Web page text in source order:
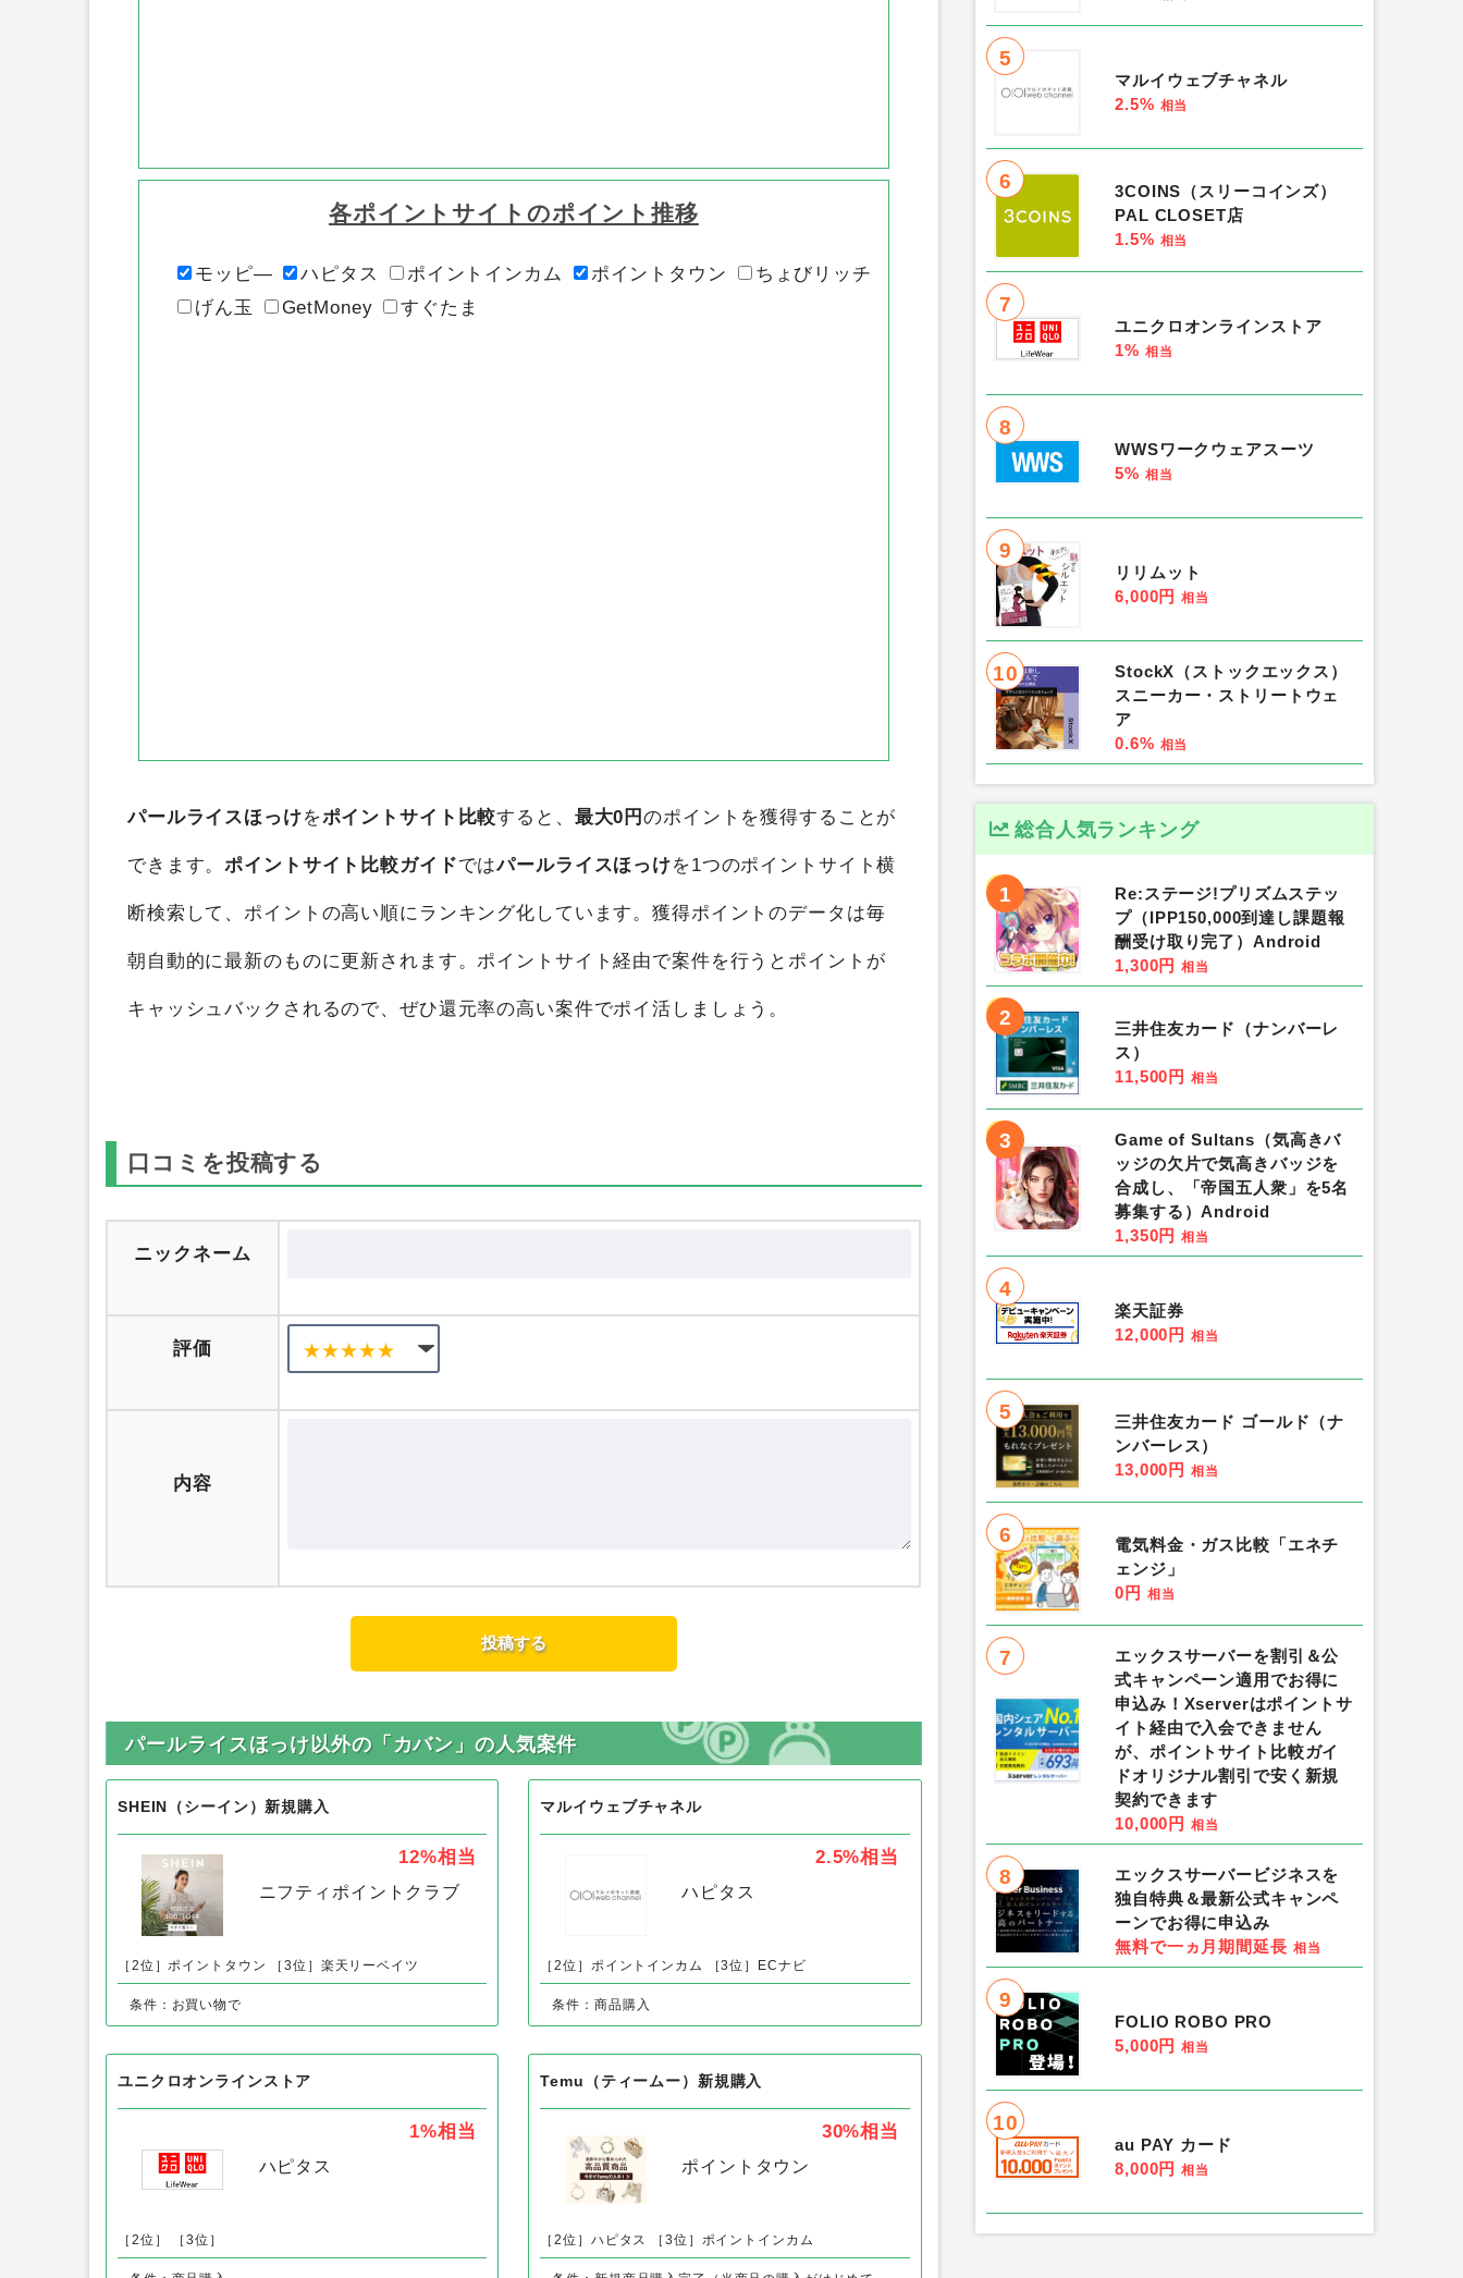
各ポイントサイトのポイント推移
モッピ― ハピタス ポイントインカム ポイントタウン
ちょびリッチ
げん玉
GetMoney すぐたま
パールライスほっけをポイントサイト比較すると、 最大0円のポイントを獲得することが
できます。ポイントサイト比較ガイドではパールライスほっけを1つのポイントサイト横
断検索して、ポイントの高い順にランキング化しています。獲得ポイントのデータは毎
朝自動的に最新のものに更新されます。ポイントサイト経由で案件を行うとポイントが
キャッシュバックされるので、ぜひ還元率の高い案件でポイ活しましょう。
口コミを投稿する
ニックネーム
評価
内容
パールライスほっけ以外の「カバン」の人気案件
SHEIN（シーイン）新規購入
12%相当
ニフティポイントクラブ
［2位］ポイントタウン ［3位］楽天リーベイツ
条件：お買い物で
マルイウェブチャネル
2.5%相当
ハピタス
［2位］ポイントインカム ［3位］ECナビ
条件：商品購入
ユニクロオンラインストア
1%相当
ハピタス
［2位］ ［3位］
Temu（ティームー）新規購入
30%相当
ポイントタウン
［2位］ハピタス ［3位］ポイントインカム
5
マルイウェブチャネル
2.5% 相当
6
3COINS（スリーコインズ）
PAL CLOSET店
1.5% 相当
7
ユニクロオンラインストア
1% 相当
8
WWSワークウェアスーツ
5% 相当
9
リリムット
6,000円 相当
10
StockX（ストックエックス）
スニーカー・ストリートウェ
ア
0.6% 相当
総合人気ランキング
1
Re:ステージ!プリズムステッ
プ（IPP150,000到達し課題報
酬受け取り完了）Android
1,300円 相当
2
三井住友カード（ナンバーレ
ス）
11,500円 相当
3
Game of Sultans（気高きバ
ッジの欠片で気高きバッジを
合成し、「帝国五人衆」を5名
募集する）Android
1,350円 相当
4
楽天証券
12,000円 相当
5
三井住友カード ゴールド（ナ
ンバーレス）
13,000円 相当
6
電気料金・ガス比較「エネチ
ェンジ」
0円 相当
7
エックスサーバーを割引＆公
式キャンペーン適用でお得に
申込み！Xserverはポイントサ
イト経由で入会できません
が、ポイントサイト比較ガイ
ドオリジナル割引で安く新規
契約できます
10,000円 相当
8
エックスサーバービジネスを
独自特典＆最新公式キャンペ
ーンでお得に申込み
無料で一ヵ月期間延長 相当
9
FOLIO ROBO PRO
5,000円 相当
10
au PAY カード
8,000円 相当